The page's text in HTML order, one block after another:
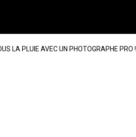
LA PLUIE AVEC UN PHOTOGRAPHE PRO !